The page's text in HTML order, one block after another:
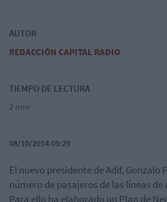
AUTOR
REDACCIÓN CAPITAL RADIO
TIEMPO DE LECTURA
2 min
08/10/2014 09:29
El nuevo presidente de Adif, Gonzalo
número de pasajeros de las líneas
Para ello ha elaborado un Plan de